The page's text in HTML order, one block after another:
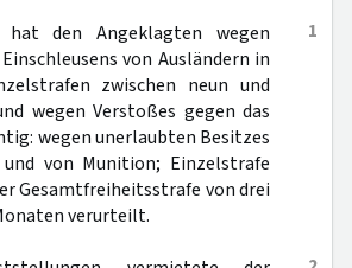
1
hat den Angeklagten wegen
von Ausländern in
zwischen neun und
wegen Verstoßes gegen das
wegen unerlaubten Besitzes
und von Munition; Einzelstrafe
Gesamtfreiheitsstrafe von drei
verurteilt.